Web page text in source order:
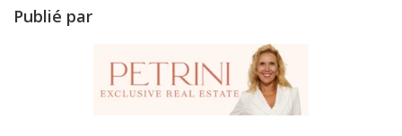
Publié par